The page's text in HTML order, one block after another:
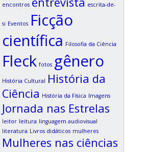
encontros escrita-de-
si Eventos Ficção
científica Filosofia da Ciência
Fleck fotos gênero
História Cultural História da
Ciência História da Física Imagens
Jornada nas Estrelas
leitor leitura linguagem audiovisual
literatura Livros didáticos mulheres
Mulheres nas ciências